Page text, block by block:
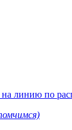
линию по